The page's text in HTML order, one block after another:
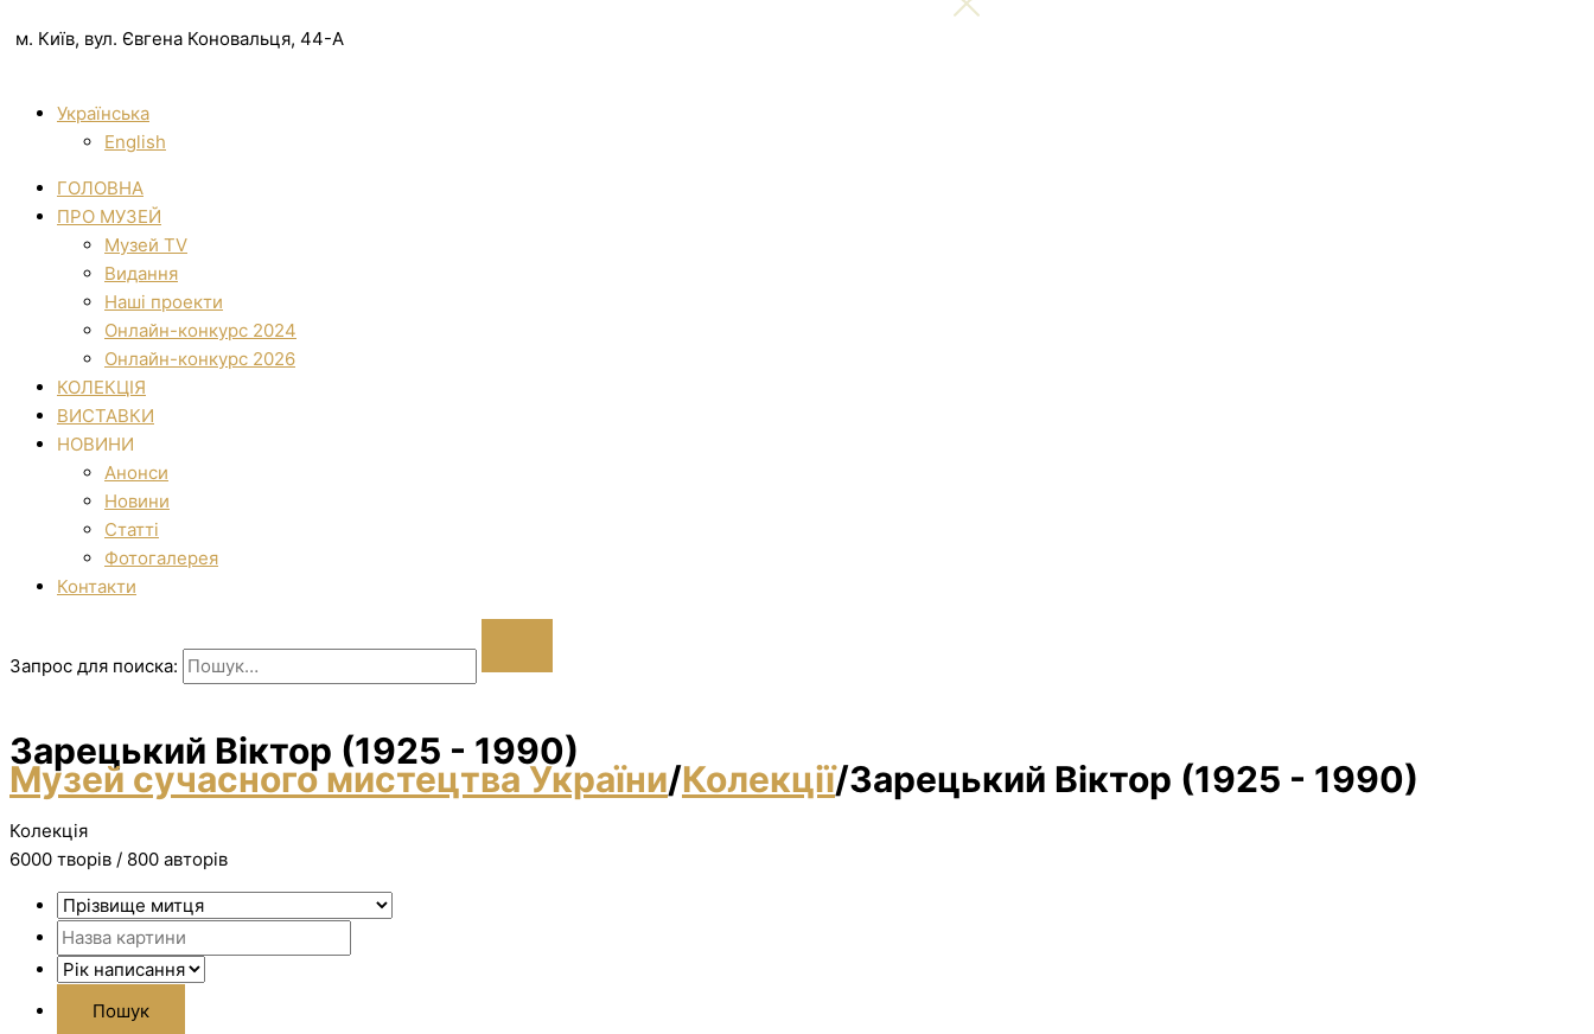
м. Київ, вул. Євгена Коновальця, 44-А
Українська
English
ГОЛОВНА
ПРО МУЗЕЙ
Музей TV
Видання
Наші проекти
Онлайн-конкурс 2024
Онлайн-конкурс 2026
КОЛЕКЦІЯ
ВИСТАВКИ
НОВИНИ
Анонси
Новини
Статті
Фотогалерея
Контакти
Запрос для поиска:
Зарецький Віктор (1925 - 1990)
Музей сучасного мистецтва України/Колекції/Зарецький Віктор (1925 - 1990)
Колекція
6000 творiв / 800 авторів